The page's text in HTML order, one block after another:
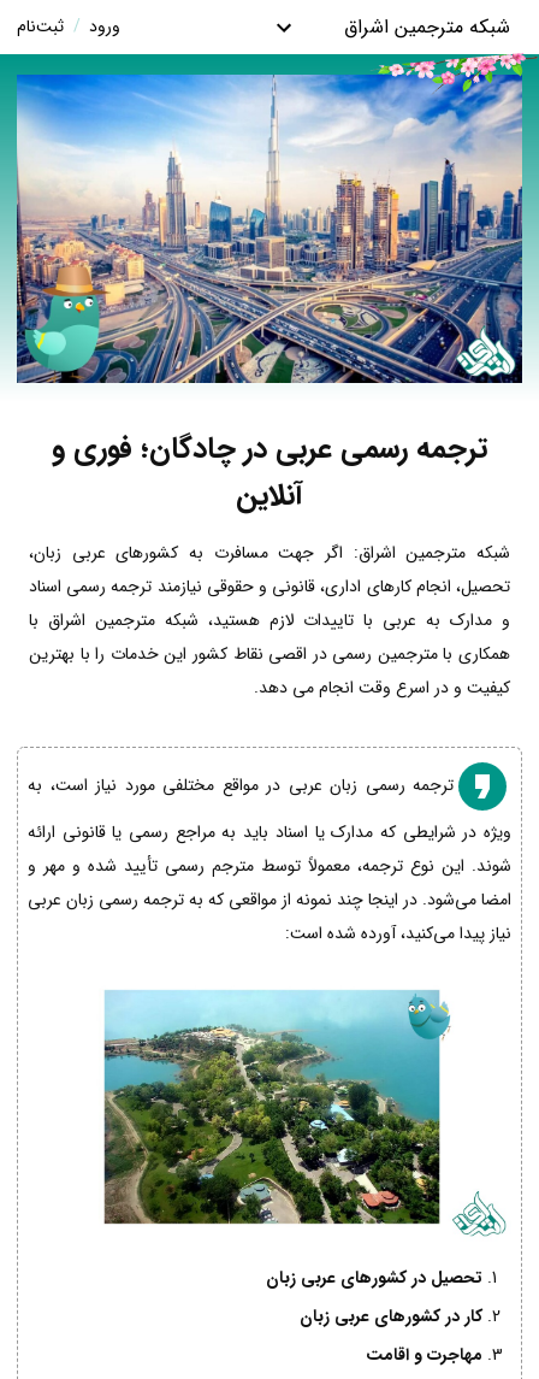
شبکه مترجمین اشراق ورود / ثبت‌نام
ترجمه رسمی عربی در چادگان؛ فوری و
آنلاین
شبکه مترجمین اشراق: اگر جهت مسافرت به کشورهای عربی زبان،
تحصیل، انجام کارهای اداری، قانونی و حقوقی نیازمند ترجمه رسمی اسناد
و مدارک به عربی با تاییدات لازم هستید، شبکه مترجمین اشراق با
همکاری با مترجمین رسمی در اقصی نقاط کشور این خدمات را با بهترین
کیفیت و در اسرع وقت انجام می دهد.
ترجمه رسمی زبان عربی در مواقع مختلفی مورد نیاز است، به
ویژه در شرایطی که مدارک یا اسناد باید به مراجع رسمی یا قانونی ارائه
شوند. این نوع ترجمه، معمولاً توسط مترجم رسمی تأیید شده و مهر و
امضا می‌شود. در اینجا چند نمونه از مواقعی که به ترجمه رسمی زبان عربی
نیاز پیدا می‌کنید، آورده شده است:
تحصیل در کشورهای عربی زبان
کار در کشورهای عربی زبان
مهاجرت و اقامت